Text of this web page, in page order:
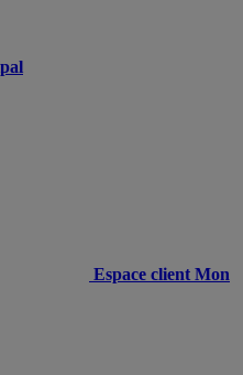
Espace client Mon